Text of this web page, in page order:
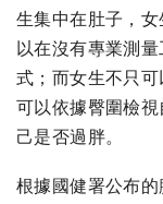
生集中在肚子，
以在沒有專業測
式；而女生不只
可以依據臀圍檢
己是否過胖。
根據國健署公布的